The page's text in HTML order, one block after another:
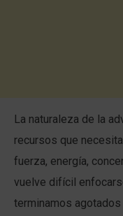
La naturaleza de la
recursos que
fuerza, energía,
vuelve difícil
terminamos